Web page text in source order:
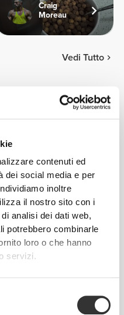
contenuti ed
dei social media e per
inoltre
il nostro sito con i
analisi dei dati web,
potrebbero combinarle
loro o che hanno
servizi.
Craig
Moreau
Vedi Tutto
Cookin'Spray - Olio extra
CHF 11.85
Collagene + Magnesio
300 g
progettato per
miscele